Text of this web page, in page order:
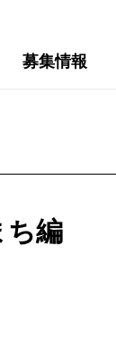
募集情報
ち編